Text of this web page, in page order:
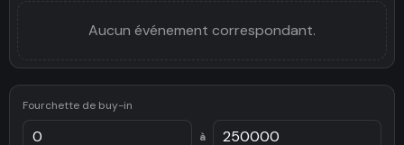
Aucun événement correspondant.
Fourchette de buy-in
à